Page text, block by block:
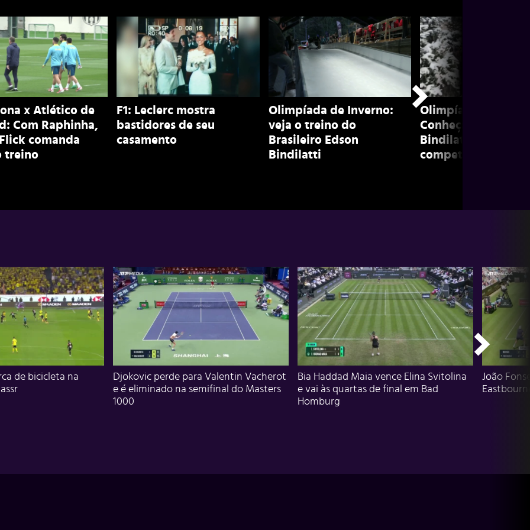
x Atlético de
Com Raphinha,
comanda
treino
F1: Leclerc mostra
bastidores de seu
casamento
Olimpíada de Inverno:
veja o treino do
Brasileiro Edson
Bindilatti
Olimpíada de
Conheça Edson
Bindilatti,
competidor de
de bicicleta na
Djokovic perde para Valentin Vacherot
e é eliminado na semifinal do Masters
1000
Bia Haddad Maia vence Elina Svitolina
e vai às quartas de final em Bad
Homburg
João